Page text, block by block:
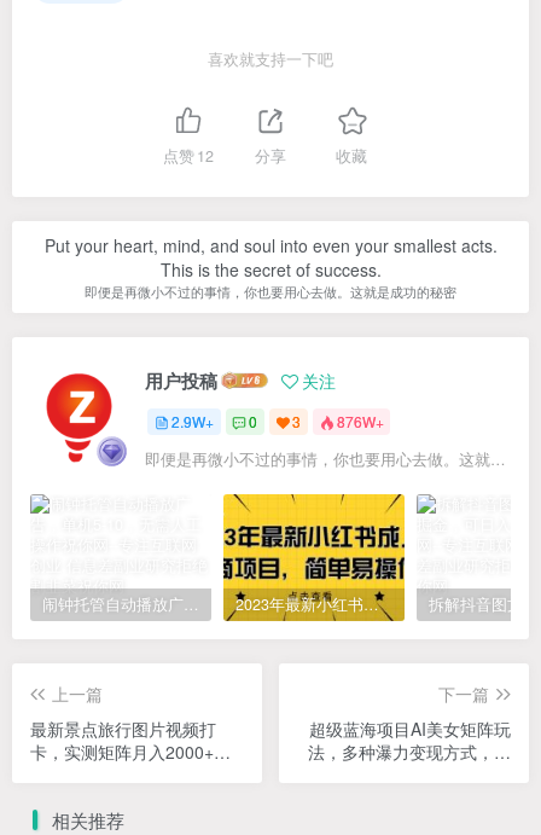
喜欢就支持一下吧
点赞12 分享 收藏
Put your heart, mind, and soul into even your smallest acts.
This is the secret of success.
即便是再微小不过的事情，你也要用心去做。这就是成功的秘密
用户投稿 关注
2.9W+ 0 3 876W+
即便是再微小不过的事情，你也要用心去做。这就是成功的秘密
闹钟托管自动播放广告，单机5-10，无需人工操作 2023年最新小红书成人电商项目，简单易操作【详细教程】
上一篇
最新景点旅行图片视频打
卡，实测矩阵月入2000+，
下一篇
超级蓝海项目AI美女矩阵玩
法，多种瀑力变现方式，轻
相关推荐